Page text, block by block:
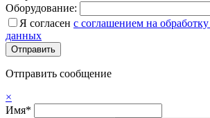
Оборудование:
Я согласен с соглашением на
данных
Отправить сообщение
×
Имя*